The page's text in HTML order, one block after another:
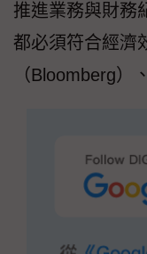
推進業務與財務
都必須符合經濟
（Bloomberg）